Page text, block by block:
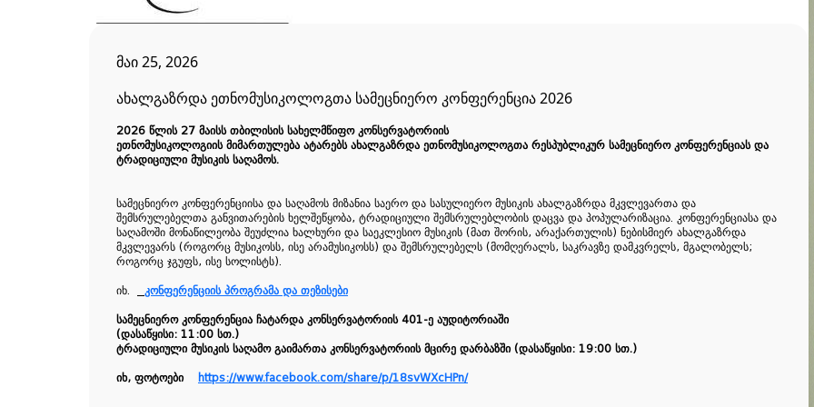
ბიბლიოთეკა
საოპერო სტუდია
სტუდენტური გუნდი
სტუდენტური ორკესტრი
მასწავლებლის მომზადების პროგრამა
სასწავლო გეგმები
მოსამზადებელი კურსები
სტუდენტური ცხოვრება
კვლევის კოორდინაციის დეპარტამენტი
მრავალხმიანობის კვლევის ცენტრი
სადისერტაციო საბჭო
ეთნომუსიკოლოგიის ლაბორატორია
საგრანტო კონკურსები
სამეცნიერო ფონდები
დეპარტამენტის სიახლეები
კონფერენციები
მასტერკლასები
პრეზენტაციები
სემინარიის ღონისძიებები
მაი 25, 2026
ახალგაზრდა ეთნომუსიკოლოგთა სამეცნიერო კონფერენცია 2026
2026 წლის27 მაისს თბილისის სახელმწიფო კონსერვატორიის
ეთნომუსიკოლოგიის მიმართულება ატარებს ახალგაზრდა ეთნომუსიკოლოგთა რესპუბლიკურ სამეცნიერო კონფერენციას და
ტრადიციული მუსიკის საღამოს.
სამეცნიერო კონფერენციისა და საღამოს მიზანია საერო და სასულიერო მუსიკის ახალგაზრდა მკვლევართა და
შემსრულებელთა განვითარების ხელშეწყობა, ტრადიციული შემსრულებლობის დაცვა და პოპულარიზაცია. კონფერენციასა და
საღამოში მონაწილეობა შეუძლია ხალხური და საეკლესიო მუსიკის (მათ შორის, არაქართულის) ნებისმიერ ახალგაზრდა
მკვლევარს (როგორც მუსიკოსს, ისე არამუსიკოსს) და შემსრულებელს (მომღერალს, საკრავზე დამკვრელს, მგალობელს;
როგორც ჯგუფს, ისე სოლისტს).
იხ. კონფერენციის პროგრამა და თეზისები
სამეცნიერო კონფერენცია ჩატარდა კონსერვატორიის401-ე აუდიტორიაში
(დასაწყისი: 11:00 სთ.)
ტრადიციული მუსიკის საღამო გაიმართა კონსერვატორიის მცირე დარბაზში (დასაწყისი: 19:00 სთ.)
იხ, ფოტოები https://www.facebook.com/share/p/18svWXcHPn/